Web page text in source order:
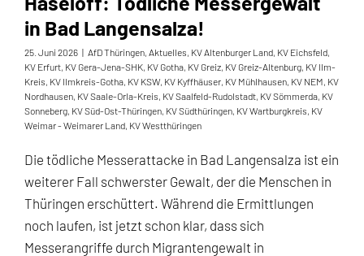
in Bad Langensalza!
25. Juni 2026 | AfD Thüringen, Aktuelles, KV Altenburger Land, KV Eichsfeld,
KV Erfurt, KV Gera-Jena-SHK, KV Gotha, KV Greiz, KV Greiz-Altenburg, KV Ilm-
Kreis, KV Ilmkreis-Gotha, KV KSW, KV Kyffhäuser, KV Mühlhausen, KV NEM, KV
Nordhausen, KV Saale-Orla-Kreis, KV Saalfeld-Rudolstadt, KV Sömmerda, KV
Sonneberg, KV Süd-Ost-Thüringen, KV Südthüringen, KV Wartburgkreis, KV
Weimar - Weimarer Land, KV Westthüringen
Die tödliche Messerattacke in Bad Langensalza ist ein
weiterer Fall schwerster Gewalt, der die Menschen in
Thüringen erschüttert. Während die Ermittlungen
noch laufen, ist jetzt schon klar, dass sich
Messerangriffe durch Migrantengewalt in